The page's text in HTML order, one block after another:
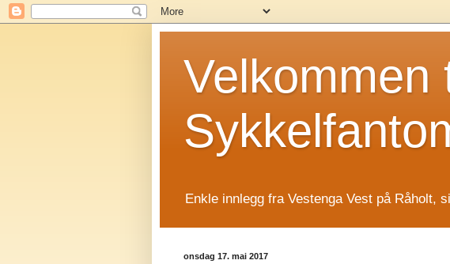
Velkommen
Enkle innlegg fra Vestenga Vest på Råholt,
onsdag 17. mai 2017